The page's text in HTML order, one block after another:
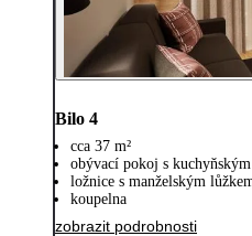
Bilo 4
cca 37 m²
obývací pokoj s
ložnice s manželským
koupelna
zobrazit podrobnosti